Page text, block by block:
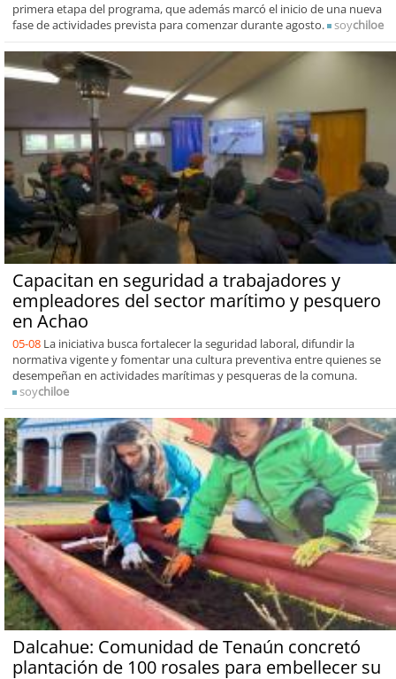
primera etapa del programa, que además marcó el inicio de una nueva
fase de actividades prevista para comenzar durante agosto.
soychiloe
Capacitan en seguridad a trabajadores y
empleadores del sector marítimo y pesquero
en Achao
05-08 La iniciativa busca fortalecer la seguridad laboral, difundir la
normativa vigente y fomentar una cultura preventiva entre quienes se
desempeñan en actividades marítimas y pesqueras de la comuna.
soychiloe
Dalcahue: Comunidad de Tenaún concretó
plantación de 100 rosales para embellecer su